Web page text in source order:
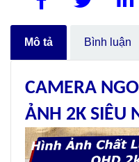
Mô tả Bình luận
CAMERA
ẢNH 2K SIÊU